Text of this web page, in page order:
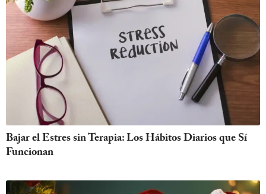
Bajar el Estres sin Terapia: Los Hábitos Diarios que Sí
Funcionan